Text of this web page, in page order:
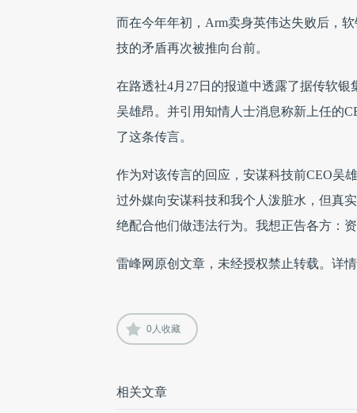
而在今年年初，Arm卖身英伟达失败后，
技的矛盾再次被推向台前。
在路透社4月27日的报道中透露了据传软
吴雄昂。并引用知情人士消息称新上任的
了这条传言。
作为对该传言的回应，安谋科技前CEO吴
过外媒向安谋科技和我个人泼脏水，但真
绝配合他们做违法行为。我想正告各方：
雷峰网原创文章，未经授权禁止转载。详
0人收藏
相关文章